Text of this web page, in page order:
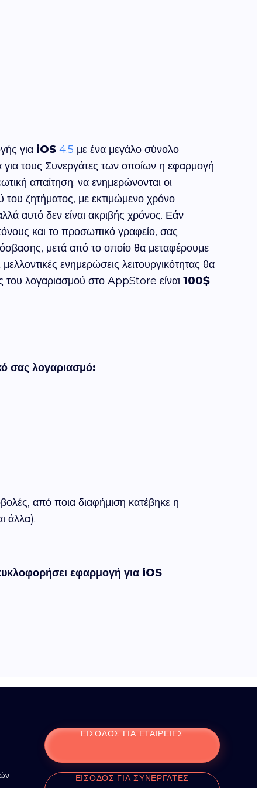
για iOS 4.5 με ένα μεγάλο σύνολο
για τους Συνεργάτες των οποίων η εφαρμογή
απαίτηση: να ενημερώνονται οι
ζητήματος, με εκτιμώμενο χρόνο
αυτό δεν είναι ακριβής χρόνος. Εάν
και το προσωπικό γραφείο, σας
μετά από το οποίο θα μεταφέρουμε
ενημερώσεις λειτουργικότητας θα
του λογαριασμού στο AppStore είναι 100$
σας λογαριασμό:
από ποια διαφήμιση κατέβηκε η
άλλα).
εφαρμογή για iOS
ΕΊΣΟΔΟΣ ΓΙΑ ΕΤΑΙΡΕΊΕΣ
ΕΊΣΟΔΟΣ ΓΙΑ ΣΥΝΕΡΓΆΤΕΣ